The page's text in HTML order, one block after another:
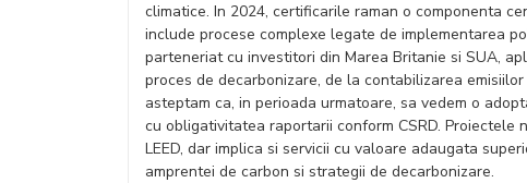
climatice. In 2024, certificarile raman o componenta
include procese complexe legate de implementarea
parteneriat cu investitori din Marea Britanie si SUA,
proces de decarbonizare, de la contabilizarea
asteptam ca, in perioada urmatoare, sa vedem o
cu obligativitatea raportarii conform CSRD. Proiectele
LEED, dar implica si servicii cu valoare adaugata
amprentei de carbon si strategii de decarbonizare.